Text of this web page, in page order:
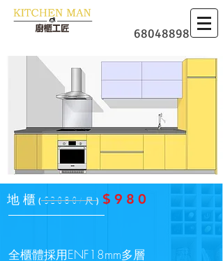
​廚櫃
68048898
地櫃 ($2080/尺) $980
全櫃體採用ENF18mm多層